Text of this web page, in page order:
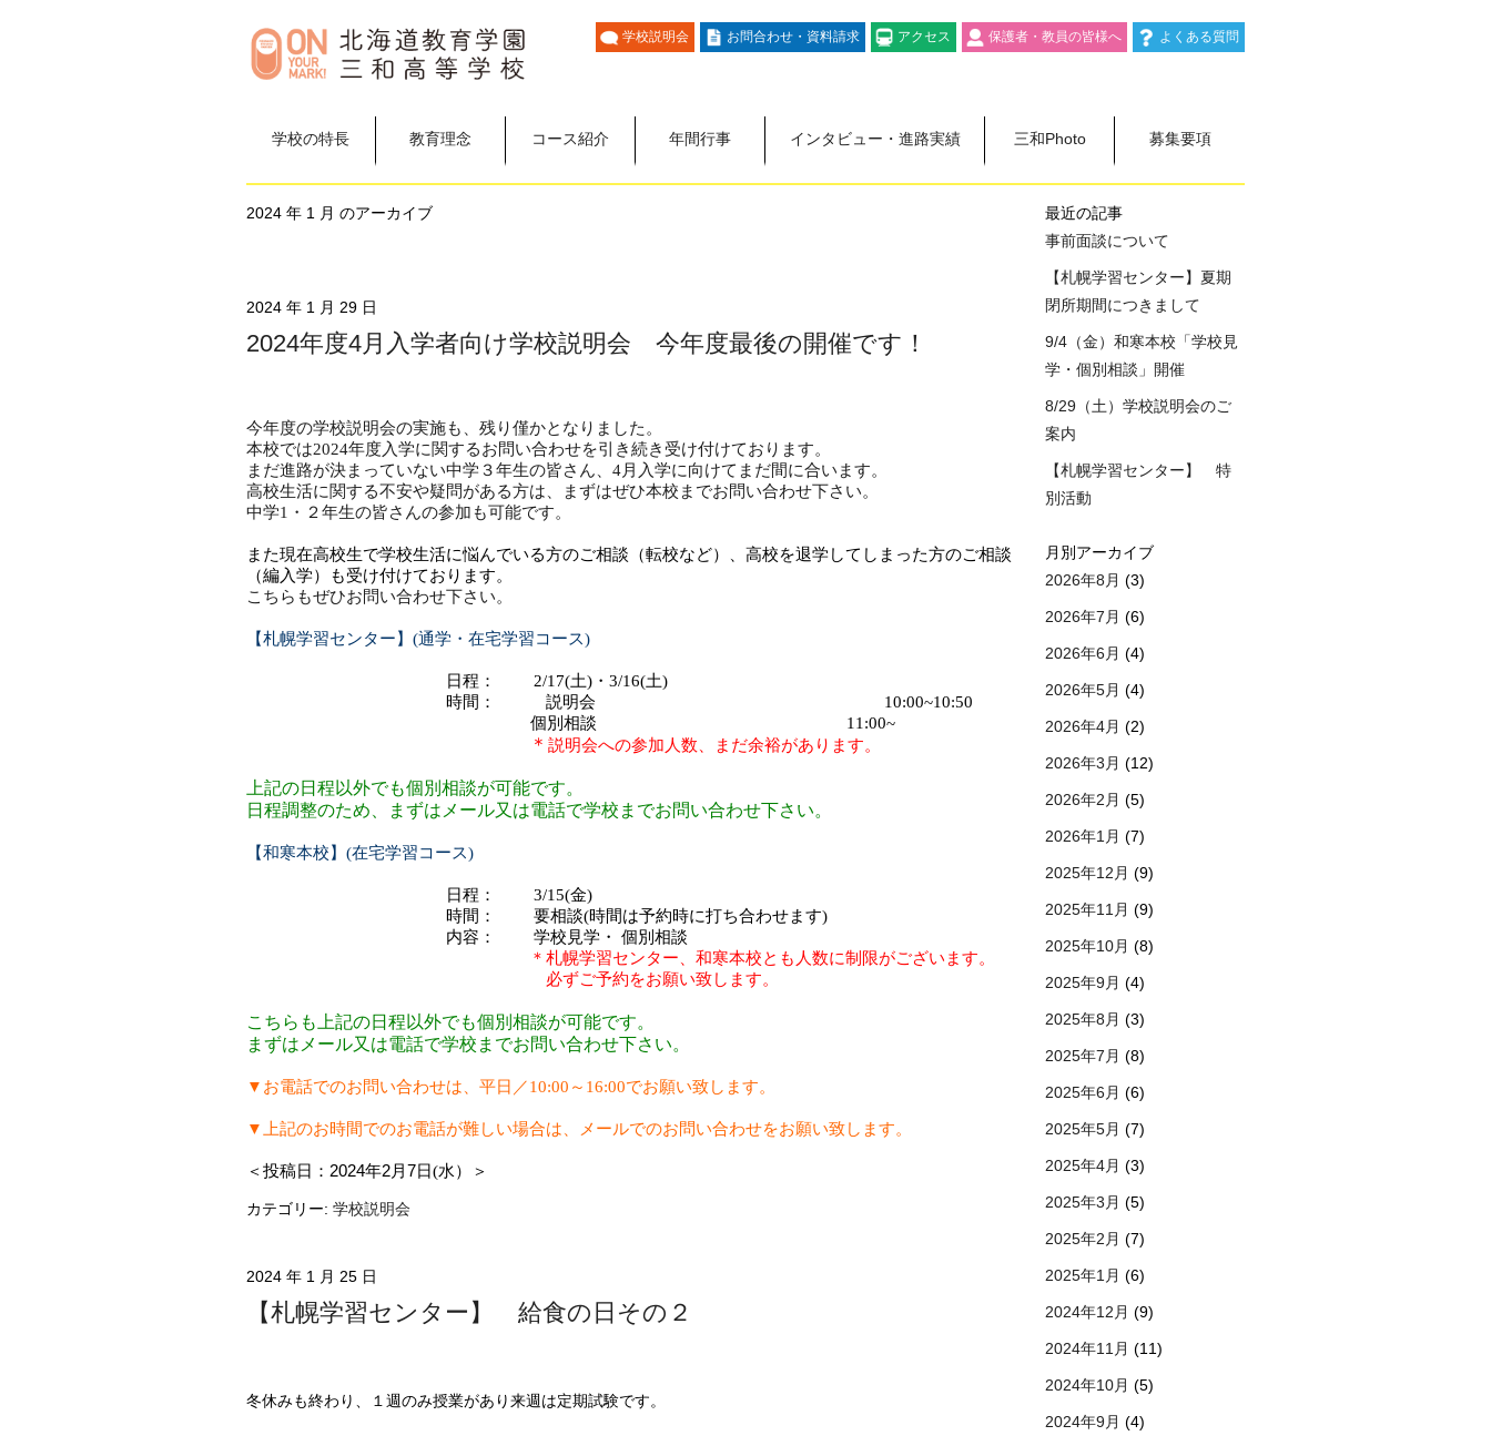
学校説明会 お問合わせ・資料請求 アクセス 保護者・教員の皆様へ よくある質問
学校の特長 教育理念 コース紹介 年間行事 インタビュー・進路実績 三和Photo 募集要項
2024 年 1 月 のアーカイブ
2024 年 1 月 29 日
2024年度4月入学者向け学校説明会 今年度最後の開催です！
今年度の学校説明会の実施も、残り僅かとなりました。
本校では2024年度入学に関するお問い合わせを引き続き受け付けております。
まだ進路が決まっていない中学３年生の皆さん、4月入学に向けてまだ間に合います。
高校生活に関する不安や疑問がある方は、まずはぜひ本校までお問い合わせ下さい。
中学1・２年生の皆さんの参加も可能です。
また現在高校生で学校生活に悩んでいる方のご相談（転校など）、高校を退学してしまった方のご相談
（編入学）も受け付けております。
こちらもぜひお問い合わせ下さい。
【札幌学習センター】(通学・在宅学習コース)
日程： 2/17(土)・3/16(土)
時間： 説明会
10:00~10:50
個別相談
11:00~
＊ 説明会への参加人数、まだ余裕があります。
上記の日程以外でも個別相談が可能です。
日程調整のため、まずはメール又は電話で学校までお問い合わせ下さい。
【和寒本校】(在宅学習コース)
日程： 3/15(金)
時間： 要相談(時間は予約時に打ち合わせます)
内容： 学校見学・
個別相談
＊札幌学習センター、和寒本校とも人数に制限がございます。
必ずご予約をお願い致します。
こちらも上記の日程以外でも個別相談が可能です。
まずはメール又は電話で学校までお問い合わせ下さい。
▼ お電話でのお問い合わせは、平日／10:00 ～ 16:00でお願い致します。
▼上記のお時間でのお電話が難しい場合は、メールでのお問い合わせをお願い致します。
＜投稿日： 2024年2月 7日(水）＞
カテゴリー: 学校説明会
2024 年 1 月 25 日
【札幌学習センター】 給食の日その２
冬休みも終わり、１週のみ授業があり来週は定期試験です。
最近の記事
事前面談について
【札幌学習センター】夏期
閉所期間につきまして
9/4（金）和寒本校「学校見
学・個別相談」開催
8/29（土）学校説明会のご
案内
【札幌学習センター】 特
別活動
月別アーカイブ
2026年8月 (3)
2026年7月 (6)
2026年6月 (4)
2026年5月 (4)
2026年4月 (2)
2026年3月 (12)
2026年2月 (5)
2026年1月 (7)
2025年12月 (9)
2025年11月 (9)
2025年10月 (8)
2025年9月 (4)
2025年8月 (3)
2025年7月 (8)
2025年6月 (6)
2025年5月 (7)
2025年4月 (3)
2025年3月 (5)
2025年2月 (7)
2025年1月 (6)
2024年12月 (9)
2024年11月 (11)
2024年10月 (5)
2024年9月 (4)